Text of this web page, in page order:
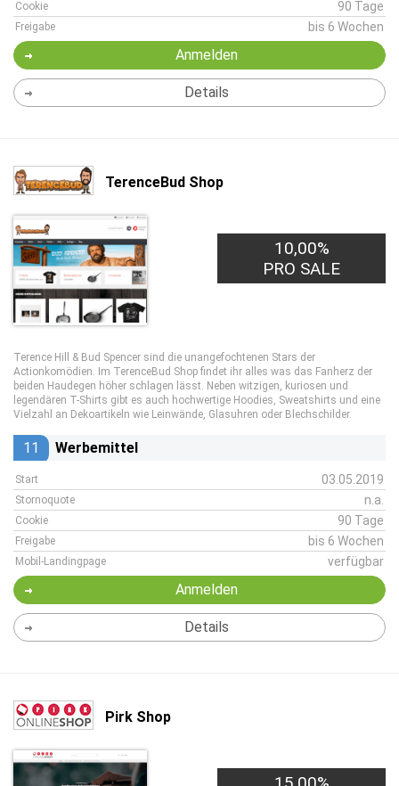
Cookie 90 Tage
Freigabe bis 6 Wochen
Anmelden
Details
TerenceBud Shop
10,00%
PRO SALE
Terence Hill & Bud Spencer sind die unangefochtenen Stars der
Actionkomödien. Im TerenceBud Shop findet ihr alles was das Fanherz der
beiden Haudegen höher schlagen lässt. Neben witzigen, kuriosen und
legendären T-Shirts gibt es auch hochwertige Hoodies, Sweatshirts und eine
Vielzahl an Dekoartikeln wie Leinwände, Glasuhren oder Blechschilder.
11 Werbemittel
Start 03.05.2019
Stornoquote n.a.
Cookie 90 Tage
Freigabe bis 6 Wochen
Mobil-Landingpage verfügbar
Anmelden
Details
Pirk Shop